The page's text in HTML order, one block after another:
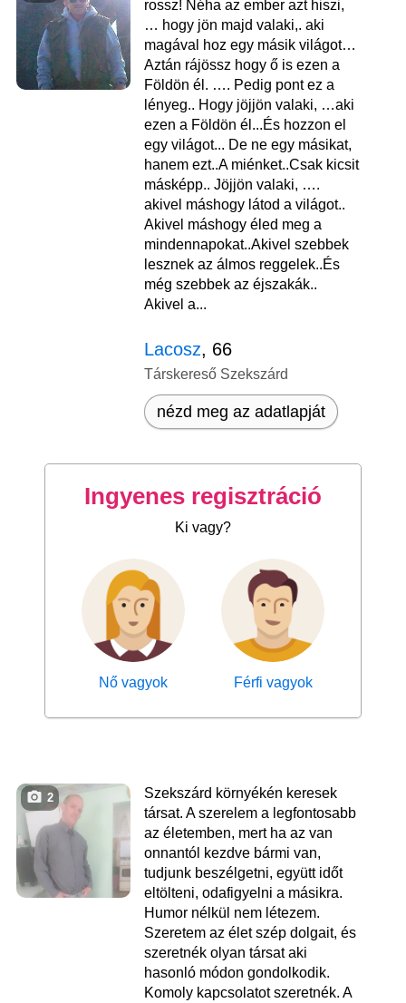
rossz! Néha az ember azt hiszi,
… hogy jön majd valaki,. aki
magával hoz egy másik világot…
Aztán rájössz hogy ő is ezen a
Földön él. …. Pedig pont ez a
lényeg.. Hogy jöjjön valaki, …aki
ezen a Földön él...És hozzon el
egy világot... De ne egy másikat,
hanem ezt..A miénket..Csak kicsit
másképp.. Jöjjön valaki, ….
akivel máshogy látod a világot..
Akivel máshogy éled meg a
mindennapokat..Akivel szebbek
lesznek az álmos reggelek..És
még szebbek az éjszakák..
Akivel a...
Lacosz, 66
Társkereső Szekszárd
nézd meg az adatlapját
Ingyenes regisztráció
Ki vagy?
Nő vagyok Férfi vagyok
2
Szekszárd környékén keresek
társat. A szerelem a legfontosabb
az életemben, mert ha az van
onnantól kezdve bármi van,
tudjunk beszélgetni, együtt időt
eltölteni, odafigyelni a másikra.
Humor nélkül nem létezem.
Szeretem az élet szép dolgait, és
szeretnék olyan társat aki
hasonló módon gondolkodik.
Komoly kapcsolatot szeretnék. A